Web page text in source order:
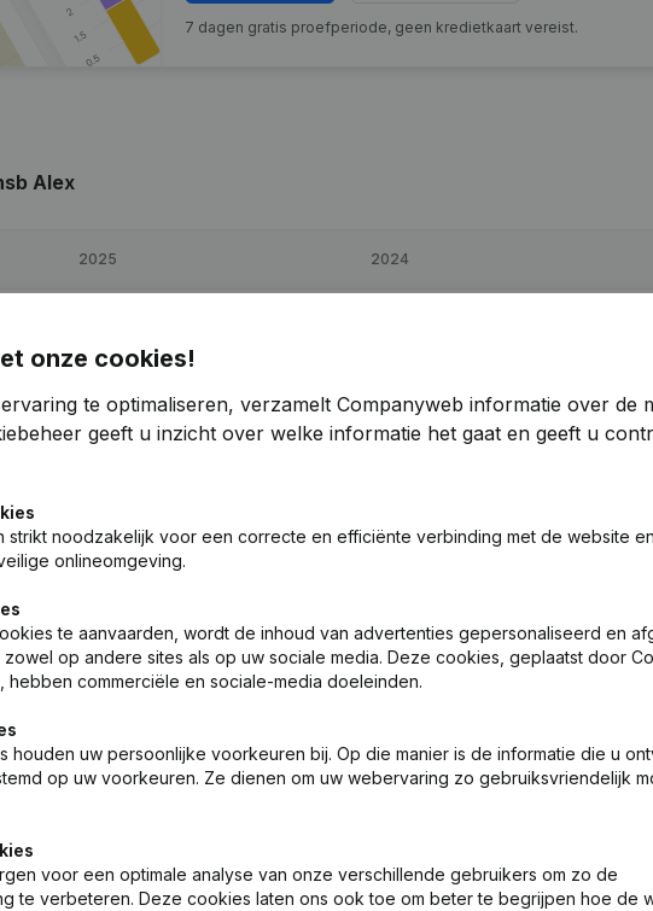
7 dagen gratis proefperiode, geen kredietkaart vereist.
Alex
2025 2024
13.102 67,35%
- Benoemingen
Oprichting (Nieuwe Rechtspersoon, Opening Bijkantoor, enz...)
onze cookies!
te optimaliseren, verzamelt Companyweb informatie over de
geeft u inzicht over welke informatie het gaat en geeft u
strikt noodzakelijk voor een correcte en efficiënte verbinding met de website en
onlineomgeving.
te aanvaarden, wordt de inhoud van advertenties gepersonaliseerd en
zowel op andere sites als op uw sociale media. Deze cookies, geplaatst door
hebben commerciële en sociale-media doeleinden.
houden uw persoonlijke voorkeuren bij. Op die manier is de informatie die u
op uw voorkeuren. Ze dienen om uw webervaring zo gebruiksvriendelijk
voor een optimale analyse van onze verschillende gebruikers om zo de
te verbeteren. Deze cookies laten ons ook toe om beter te begrijpen hoe de